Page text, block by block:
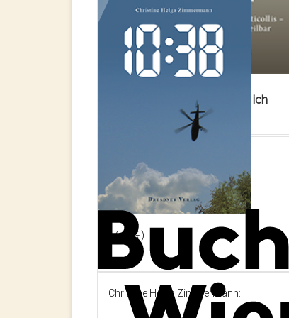
Fünf von Zehntausen … und ich
Iris Geißler:
(ISBN 978-3-933109-76-7,
14,80 €)
10:38
Christine Helga Zimmermann: